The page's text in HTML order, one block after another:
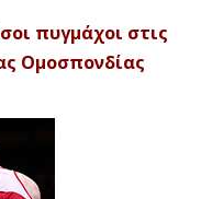
πυγμάχοι στις
Ομοσπονδίας